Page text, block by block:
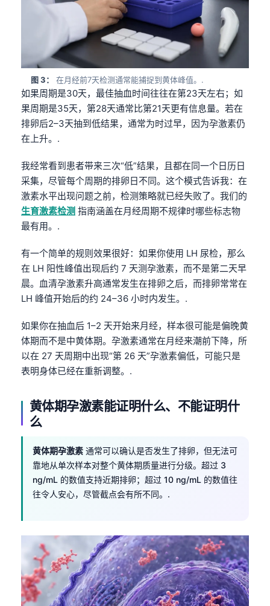
图 3： 在月经前7天检测通常能捕捉到黄体峰值。.
如果周期是30天，最佳抽血时间往往在第23天左右；如
果周期是35天，第28天通常比第21天更有信息量。若在
排卵后2–3天抽到低结果，通常为时过早，因为孕激素仍
在上升。.
我经常看到患者带来三次“低”结果，且都在同一个日历日
采集，尽管每个周期的排卵日不同。这个模式告诉我：在
激素水平出现问题之前，检测策略就已经失败了。我们的
生育激素检测 指南涵盖在月经周期不规律时哪些标志物
最有用。.
有一个简单的规则效果很好：如果你使用 LH 尿检，那么
在 LH 阳性峰值出现后约 7 天测孕激素，而不是第二天早
晨。血清孕激素升高通常发生在排卵之后，而排卵常常在
LH 峰值开始后的约 24–36 小时内发生。.
如果你在抽血后 1–2 天开始来月经，样本很可能是偏晚黄
体期而不是中黄体期。孕激素通常在月经来潮前下降，所
以在 27 天周期中出现“第 26 天”孕激素偏低，可能只是
表明身体已经在重新调整。.
黄体期孕激素能证明什么、不能证明什
么
黄体期孕激素 通常可以确认是否发生了排卵，但无法可
靠地从单次样本对整个黄体期质量进行分级。超过 3
ng/mL 的数值支持近期排卵；超过 10 ng/mL 的数值往
往令人安心，尽管截点会有所不同。.